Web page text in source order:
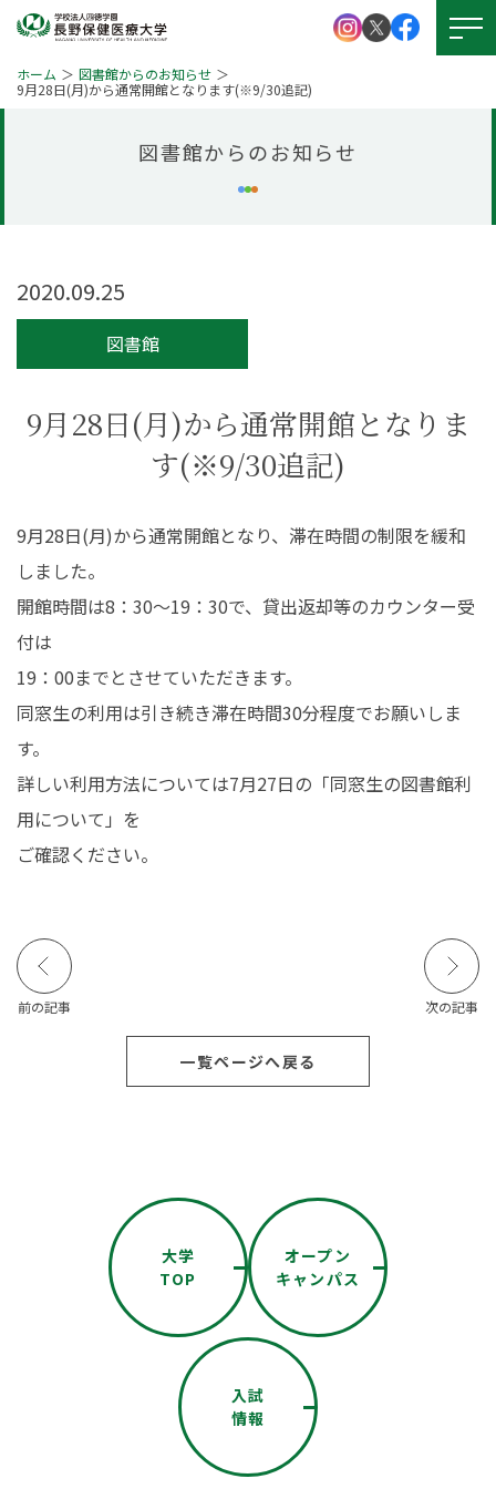
図書館
大学紹介
学校法人 四徳学園
就職・資格
図書館
本学の
学びの特徴
在学生の皆さんへ 卒業生の皆さんへ
保護者の皆さまへ
附属施設・関連施設
ホーム
図書館からのお知らせ
9月28日(月)から通常開館となります(※9/30追記)
図書館からのお知らせ
2020.09.25
図書館
9月28日(月)から通常開館となりま
す(※9/30追記)
9月28日(月)から通常開館となり、滞在時間の制限を緩和
しました。
開館時間は8：30～19：30で、貸出返却等のカウンター受
付は
19：00までとさせていただきます。
同窓生の利用は引き続き滞在時間30分程度でお願いしま
す。
詳しい利用方法については7月27日の「同窓生の図書館利
用について」を
ご確認ください。
前の記事 次の記事
一覧ページへ戻る
大学
TOP
オープン
キャンパス
入試
情報